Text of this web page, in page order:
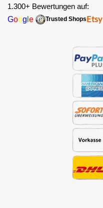
1.300+ Bewertungen auf:
Goog e Trusted Shops Etsy